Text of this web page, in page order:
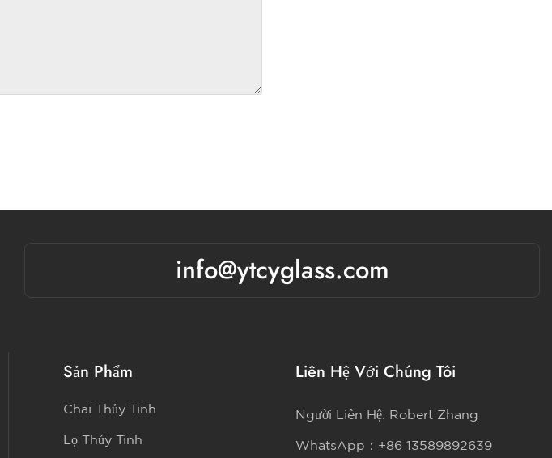
info@ytcyglass.com
Sản Phẩm
Chai Thủy Tinh
Lọ Thủy Tinh
Liên Hệ Với Chúng Tôi
Người Liên Hệ: Robert Zhang
WhatsApp：+86 13589892639